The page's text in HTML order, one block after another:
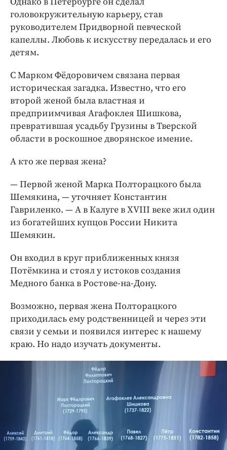
головокружительную карьеру, став
руководителем Придворной певческой
капеллы. Любовь к искусству передалась и его
детям.
С Марком Фёдоровичем связана первая
историческая загадка. Известно, что его
второй женой была властная и
предприимчивая Агафоклея Шишкова,
превратившая усадьбу Грузины в Тверской
области в роскошное дворянское имение.
А кто же первая жена?
— Первой женой Марка Полторацкого была
Шемякина, — уточняет Константин
Гавриленко. — А в Калуге в XVIII веке жил один
из богатейших купцов России Никита
Шемякин.
Он входил в круг приближенных князя
Потёмкина и стоял у истоков создания
Медного банка в Ростове-на-Дону.
Возможно, первая жена Полторацкого
приходилась ему родственницей и через эти
связи у семьи и появился интерес к нашему
краю. Но надо изучать документы.